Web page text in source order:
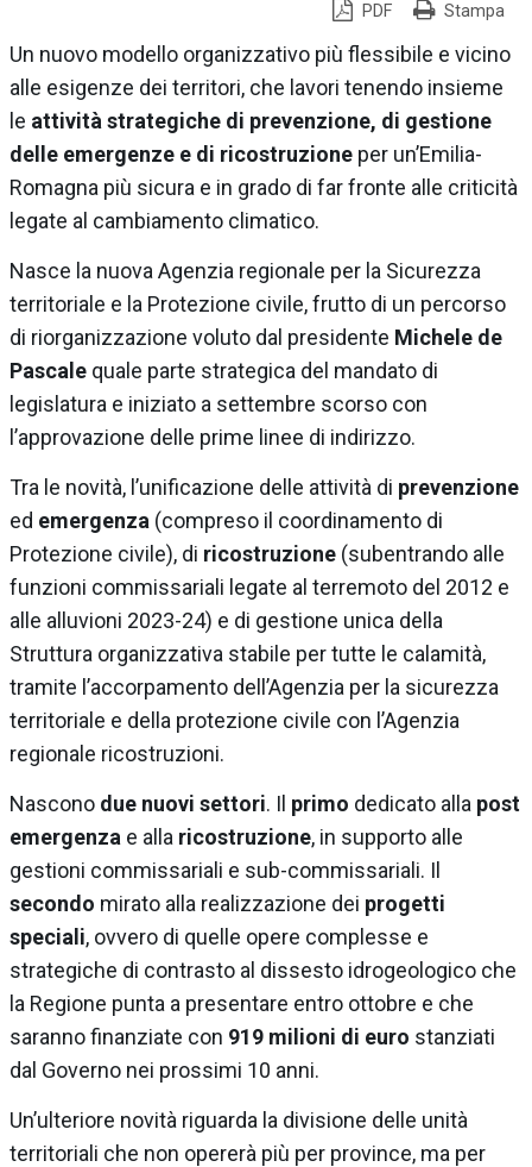
PDF Stampa
Un nuovo modello organizzativo più flessibile e vicino
alle esigenze dei territori, che lavori tenendo insieme
le attività strategiche di prevenzione, di gestione
delle emergenze e di ricostruzione per un’Emilia-
Romagna più sicura e in grado di far fronte alle criticità
legate al cambiamento climatico.
Nasce la nuova Agenzia regionale per la Sicurezza
territoriale e la Protezione civile, frutto di un percorso
di riorganizzazione voluto dal presidente Michele de
Pascale quale parte strategica del mandato di
legislatura e iniziato a settembre scorso con
l’approvazione delle prime linee di indirizzo.
Tra le novità, l’unificazione delle attività di prevenzione
ed emergenza (compreso il coordinamento di
Protezione civile), di ricostruzione (subentrando alle
funzioni commissariali legate al terremoto del 2012 e
alle alluvioni 2023-24) e di gestione unica della
Struttura organizzativa stabile per tutte le calamità,
tramite l’accorpamento dell’Agenzia per la sicurezza
territoriale e della protezione civile con l’Agenzia
regionale ricostruzioni.
Nascono due nuovi settori. Il primo dedicato alla post
emergenza e alla ricostruzione, in supporto alle
gestioni commissariali e sub-commissariali. Il
secondo mirato alla realizzazione dei progetti
speciali, ovvero di quelle opere complesse e
strategiche di contrasto al dissesto idrogeologico che
la Regione punta a presentare entro ottobre e che
saranno finanziate con 919 milioni di euro stanziati
dal Governo nei prossimi 10 anni.
Un’ulteriore novità riguarda la divisione delle unità
territoriali che non opererà più per province, ma per